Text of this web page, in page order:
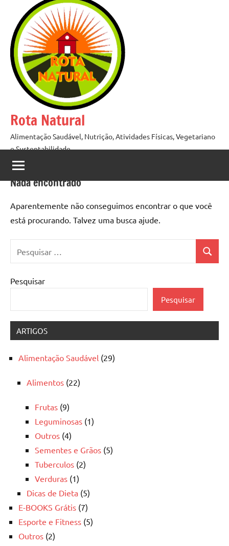
conteúdo
Rota Natural
Alimentação Saudável, Nutrição, Atividades Físicas, Vegetariano
e Sustentabilidade
Nada encontrado
Aparentemente não conseguimos encontrar o que você
está procurando. Talvez uma busca ajude.
por:
Pesquisar
Pesquisar
ARTIGOS
Alimentação Saudável (29)
Alimentos (22)
Frutas (9)
Leguminosas (1)
Outros (4)
Sementes e Grãos (5)
Tuberculos (2)
Verduras (1)
Dicas de Dieta (5)
E-BOOKS Grátis (7)
Esporte e Fitness (5)
Outros (2)